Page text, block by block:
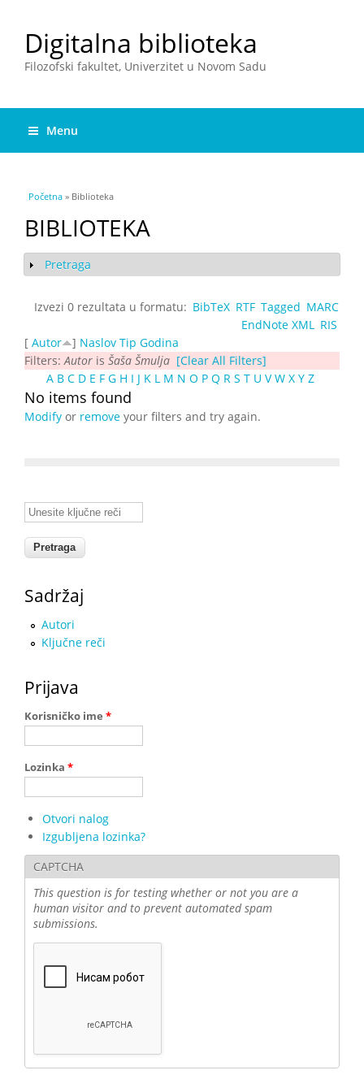
Digitalna biblioteka
Filozofski fakultet, Univerzitet u Novom Sadu
Menu
You are here
Početna » Biblioteka
BIBLIOTEKA
Show
Pretraga
Izvezi 0 rezultata u formatu: BibTeX RTF Tagged MARC
EndNote XML
RIS
[ Autor ] Naslov Tip Godina
Filters: Autor is Šaša Šmulja [Clear All Filters]
A B C D E F G H I J K L M N O P Q R S T U V W X Y Z
No items found
Modify or remove your filters and try again.
Unesite ključne reči
Sadržaj
Autori
Ključne reči
Prijava
Korisničko ime *
Lozinka *
Otvori nalog
Izgubljena lozinka?
CAPTCHA
This question is for testing whether or not you are a
human visitor and to prevent automated spam
submissions.